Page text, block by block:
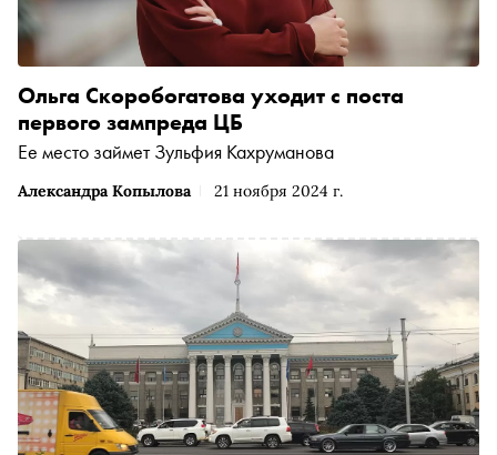
Александра Копылова 21 ноября 2024 г.
Ольга Скоробогатова уходит с поста
первого зампреда ЦБ
Ее место займет Зульфия Кахруманова